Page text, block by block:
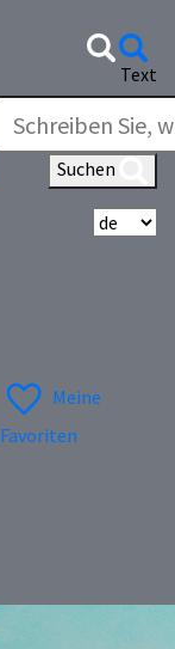
Text
Suchen
Meine
Favoriten